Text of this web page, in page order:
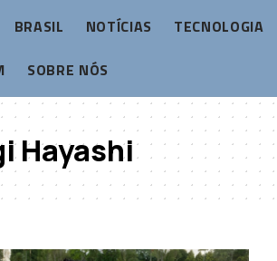
BRASIL NOTÍCIAS
TECNOLOGIA
SOBRE NÓS
Hayashi